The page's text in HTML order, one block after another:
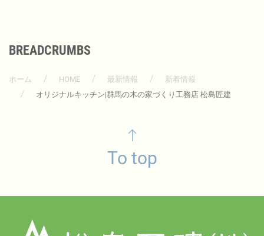
BREADCRUMBS
ホーム HOME 最新情報
新着情報
オリジナルキッチン|群馬の木の家づくり工務店 松島匠建
To top